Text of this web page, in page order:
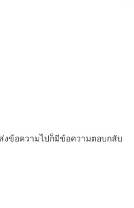
งข้อความไปก็มีข้อความตอบกลับ